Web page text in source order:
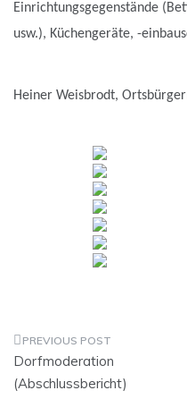
Einrichtungsgegenstände
usw.), Küchengeräte, -
Heiner Weisbrodt,
Dorfmoderation
(Abschlussbericht)